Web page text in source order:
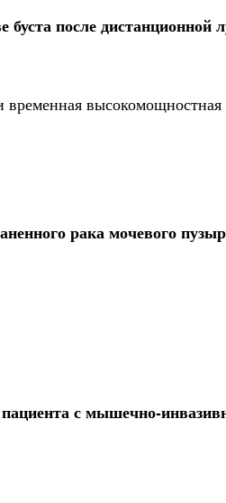
после дистанционной
временная
рака мочевого
пациента с мышечно-